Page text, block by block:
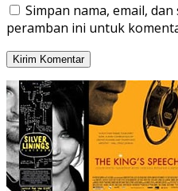
Simpan nama, email,
peramban ini untuk